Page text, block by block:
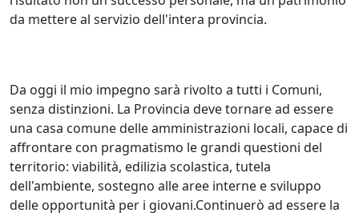
da mettere al servizio dell'intera provincia.
Da oggi il mio impegno sarà rivolto a tutti i Comuni,
senza distinzioni. La Provincia deve tornare ad essere
una casa comune delle amministrazioni locali, capace di
affrontare con pragmatismo le grandi questioni del
territorio: viabilità, edilizia scolastica, tutela
dell'ambiente, sostegno alle aree interne e sviluppo
delle opportunità per i giovani.Continuerò ad essere la